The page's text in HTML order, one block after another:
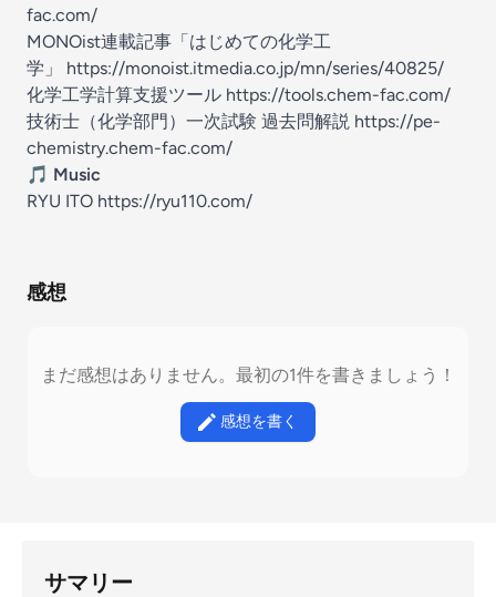
fac.com/
MONOist連載記事「はじめての化学工
学」 https://monoist.itmedia.co.jp/mn/series/40825/
化学工学計算支援ツール https://tools.chem-fac.com/
技術士（化学部門）一次試験 過去問解説 https://pe-
chemistry.chem-fac.com/
🎵 Music
RYU ITO https://ryu110.com/
感想
まだ感想はありません。最初の1件を書きましょう！
感想を書く
サマリー